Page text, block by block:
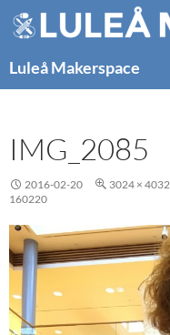
Hoppa
till
Luleå Makerspace
IMG_2085
2016-02-20 3024 × 4032
160220